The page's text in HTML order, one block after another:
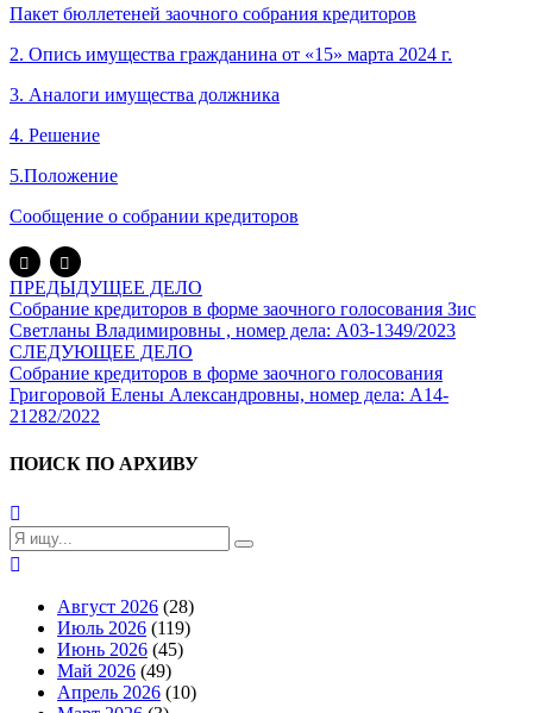
Пакет бюллетеней заочного собрания кредиторов
2. Опись имущества гражданина от «15» марта 2024 г.
3. Аналоги имущества должника
4. Решение
5.Положение
Сообщение о собрании кредиторов
ПРЕДЫДУЩЕЕ ДЕЛО
Собрание кредиторов в форме заочного голосования Зис
Светланы Владимировны , номер дела: А03-1349/2023
СЛЕДУЮЩЕЕ ДЕЛО
Собрание кредиторов в форме заочного голосования
Григоровой Елены Александровны, номер дела: А14-
21282/2022
ПОИСК ПО АРХИВУ
Август 2026 (28)
Июль 2026 (119)
Июнь 2026 (45)
Май 2026 (49)
Апрель 2026 (10)